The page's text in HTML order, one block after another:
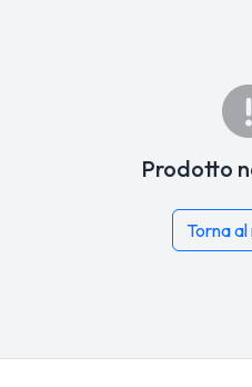
Prodotto
Torna